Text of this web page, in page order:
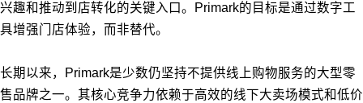
兴趣和推动到店转化的关键入口。Primark的目标是通过数字工
具增强门店体验，而非替代。
长期以来，Primark是少数仍坚持不提供线上购物服务的大型零
售品牌之一。其核心竞争力依赖于高效的线下大卖场模式和低价